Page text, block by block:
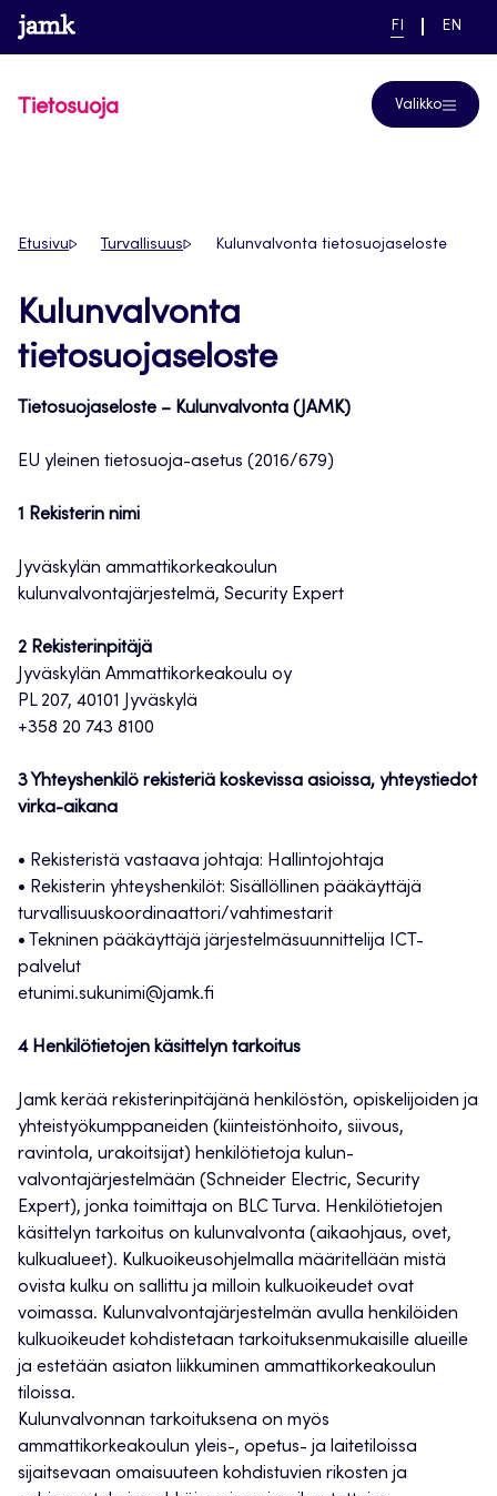
Siirry
suoraan
www.jamk.fi linkki pääsivustolle
NYKYINEN
FI
VAIHDA
EN
Tietosuoja Valikko
Etusivu Turvallisuus Kulunvalvonta tietosuojaseloste
Kulunvalvonta
tietosuojaseloste
Tietosuojaseloste – Kulunvalvonta (JAMK)
EU yleinen tietosuoja-asetus (2016/679)
1 Rekisterin nimi
Jyväskylän ammattikorkeakoulun
kulunvalvontajärjestelmä, Security Expert
2 Rekisterinpitäjä
Jyväskylän Ammattikorkeakoulu oy
PL 207, 40101 Jyväskylä
+358 20 743 8100
3 Yhteyshenkilö rekisteriä koskevissa asioissa, yhteystiedot
virka-aikana
• Rekisteristä vastaava johtaja: Hallintojohtaja
• Rekisterin yhteyshenkilöt: Sisällöllinen pääkäyttäjä
turvallisuuskoordinaattori/vahtimestarit
• Tekninen pääkäyttäjä järjestelmäsuunnittelija ICT-
palvelut
etunimi.sukunimi@jamk.fi
4 Henkilötietojen käsittelyn tarkoitus
Jamk kerää rekisterinpitäjänä henkilöstön, opiskelijoiden ja
yhteistyökumppaneiden (kiinteistönhoito, siivous,
ravintola, urakoitsijat) henkilötietoja kulun-
valvontajärjestelmään (Schneider Electric, Security
Expert), jonka toimittaja on BLC Turva. Henkilötietojen
käsittelyn tarkoitus on kulunvalvonta (aikaohjaus, ovet,
kulkualueet). Kulkuoikeusohjelmalla määritellään mistä
ovista kulku on sallittu ja milloin kulkuoikeudet ovat
voimassa. Kulunvalvontajärjestelmän avulla henkilöiden
kulkuoikeudet kohdistetaan tarkoituksenmukaisille alueille
ja estetään asiaton liikkuminen ammattikorkeakoulun
tiloissa.
Kulunvalvonnan tarkoituksena on myös
ammattikorkeakoulun yleis-, opetus- ja laitetiloissa
sijaitsevaan omaisuuteen kohdistuvien rikosten ja